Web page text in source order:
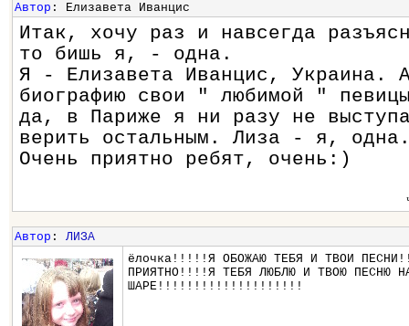
Автор : Елизавета Иванцис
Итак, хочу раз и навсегда
то бишь я, - одна.
Я - Елизавета Иванцис, Украина.
биографию свои " любимой "
да, в Париже я ни разу не
верить остальным. Лиза - я,
Очень приятно ребят, очень:)
Автор : ЛИЗА
ёлочка!!!!!Я ОБОЖАЮ ТЕБЯ И ТВОИ
ПРИЯТНО!!!!Я ТЕБЯ ЛЮБЛЮ И ТВОЮ ПЕСНЮ
ШАРЕ!!!!!!!!!!!!!!!!!!!!